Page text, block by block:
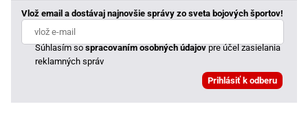
Vlož email a dostávaj najnovšie správy zo sveta bojových športov!
Súhlasím sospracovaním osobných údajovpre účel zasielania
reklamných správ